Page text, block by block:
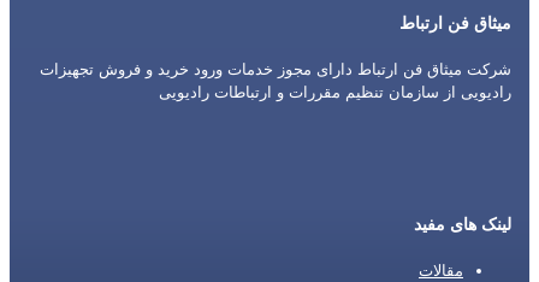
میثاق فن ارتباط
شرکت میثاق فن ارتباط دارای مجوز خدمات ورود خرید و فروش تجهیزات
رادیویی از سازمان تنظیم مقررات و ارتباطات رادیویی
لینک های مفید
مقالات